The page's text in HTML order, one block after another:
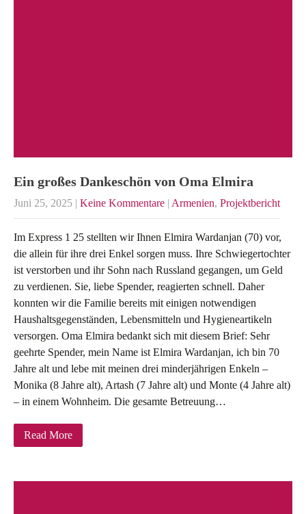
Ein großes Dankeschön von Oma Elmira
Juni 25, 2025 | Keine Kommentare | Armenien, Projektbericht
Im Express 1 25 stellten wir Ihnen Elmira Wardanjan (70) vor,
die allein für ihre drei Enkel sorgen muss. Ihre Schwiegertochter
ist verstorben und ihr Sohn nach Russland gegangen, um Geld
zu verdienen. Sie, liebe Spender, reagierten schnell. Daher
konnten wir die Familie bereits mit einigen notwendigen
Haushaltsgegenständen, Lebensmitteln und Hygieneartikeln
versorgen. Oma Elmira bedankt sich mit diesem Brief: Sehr
geehrte Spender, mein Name ist Elmira Wardanjan, ich bin 70
Jahre alt und lebe mit meinen drei minderjährigen Enkeln –
Monika (8 Jahre alt), Artash (7 Jahre alt) und Monte (4 Jahre alt)
– in einem Wohnheim. Die gesamte Betreuung…
Read More